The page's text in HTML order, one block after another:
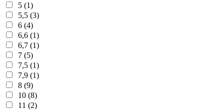
5 (1)
5,5 (3)
6 (4)
6,6 (1)
6,7 (1)
7 (5)
7,5 (1)
7,9 (1)
8 (9)
10 (8)
11 (2)